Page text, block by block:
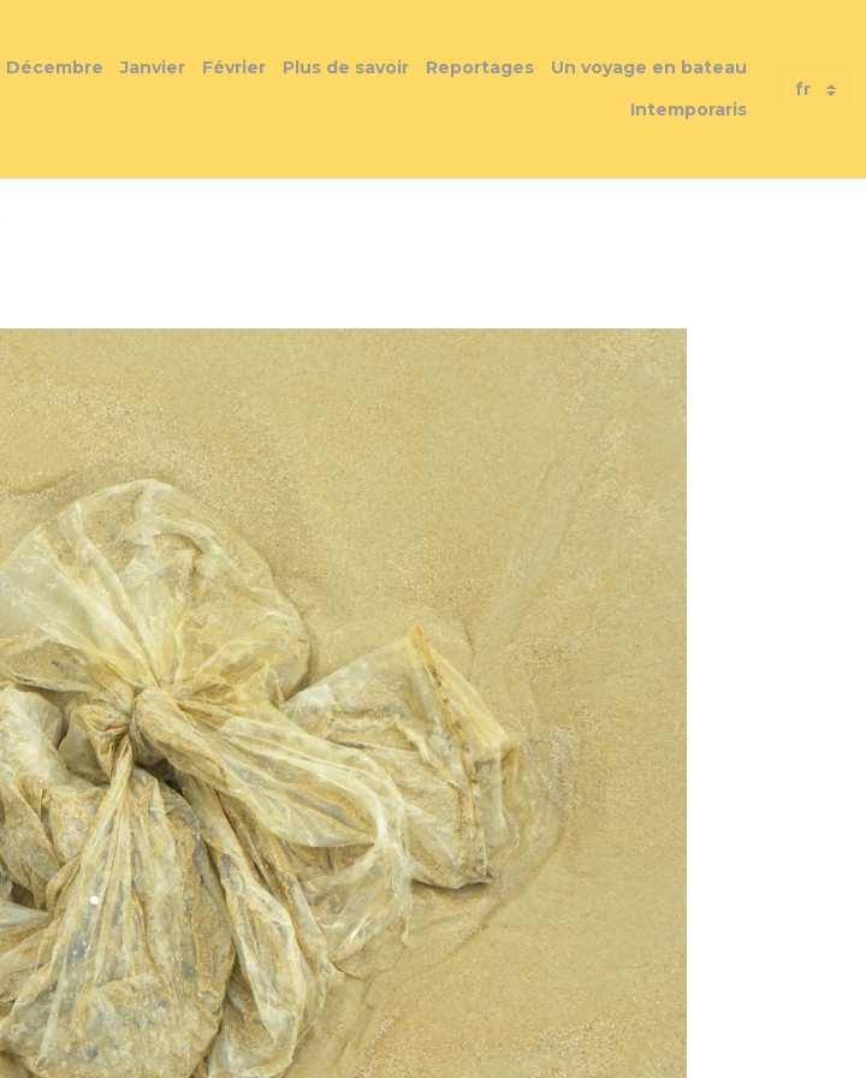
Décembre Janvier Février Plus de savoir Reportages
Un voyage en bateau
Intemporaris